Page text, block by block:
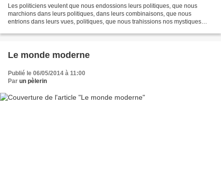
Les politiciens veulent que nous endossions leurs politiques, que nous
marchions dans leurs politiques, dans leurs combinaisons, que nous
entrions dans leurs vues, politiques, que nous trahissions nos mystiques
Le monde moderne
Publié le 06/05/2014 à 11:00
Par un pèlerin